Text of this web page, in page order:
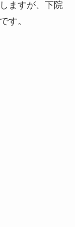
ますが、下院
す。